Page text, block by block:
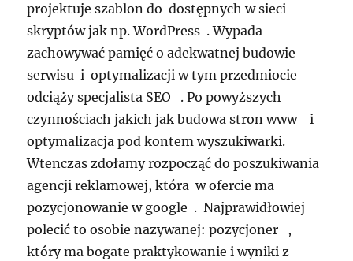
projektuje szablon do dostępnych w sieci
skryptów jak np. WordPress . Wypada
zachowywać pamięć o adekwatnej budowie
serwisu i optymalizacji w tym przedmiocie
odciąży specjalista SEO . Po powyższych
czynnościach jakich jak budowa stron www i
optymalizacja pod kontem wyszukiwarki.
Wtenczas zdołamy rozpocząć do poszukiwania
agencji reklamowej, która w ofercie ma
pozycjonowanie w google . Najprawidłowiej
polecić to osobie nazywanej: pozycjoner ,
który ma bogate praktykowanie i wyniki z